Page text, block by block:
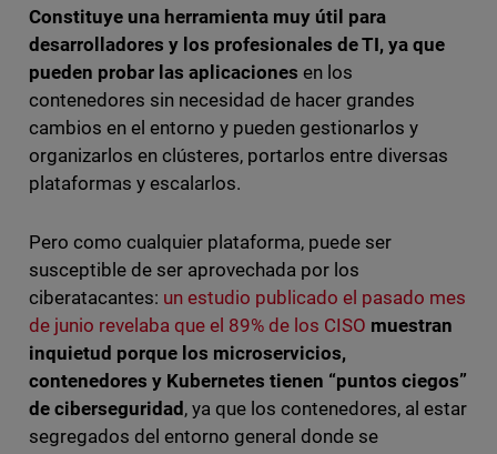
Constituye una herramienta muy útil para
desarrolladores y los profesionales de TI, ya que
pueden probar las aplicaciones en los
contenedores sin necesidad de hacer grandes
cambios en el entorno y pueden gestionarlos y
organizarlos en clústeres, portarlos entre diversas
plataformas y escalarlos.
Pero como cualquier plataforma, puede ser
susceptible de ser aprovechada por los
ciberatacantes: un estudio publicado el pasado mes
de junio revelaba que el 89% de los CISO muestran
inquietud porque los microservicios,
contenedores y Kubernetes tienen “puntos ciegos”
de ciberseguridad, ya que los contenedores, al estar
segregados del entorno general donde se